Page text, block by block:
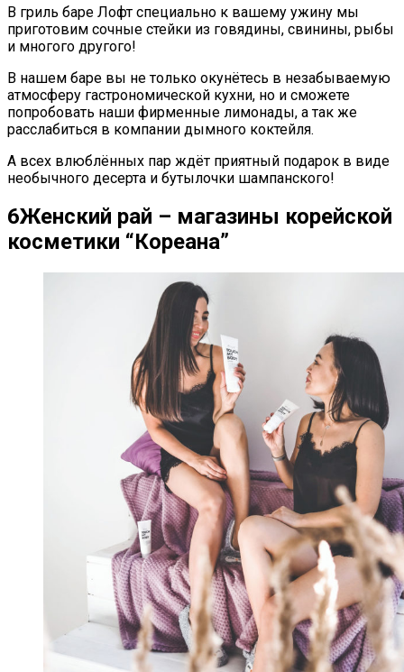
В гриль баре Лофт специально к вашему ужину мы
приготовим сочные стейки из говядины, свинины, рыбы
и многого другого!
В нашем баре вы не только окунётесь в незабываемую
атмосферу гастрономической кухни, но и сможете
попробовать наши фирменные лимонады, а так же
расслабиться в компании дымного коктейля.
А всех влюблённых пар ждёт приятный подарок в виде
необычного десерта и бутылочки шампанского!
6Женский рай – магазины корейской
косметики “Кореана”